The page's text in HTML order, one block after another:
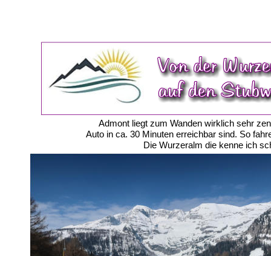
Admont liegt zum Wanden wirklich sehr
Auto in ca. 30 Minuten erreichbar sind. So
Die Wurzeralm die kenne ich